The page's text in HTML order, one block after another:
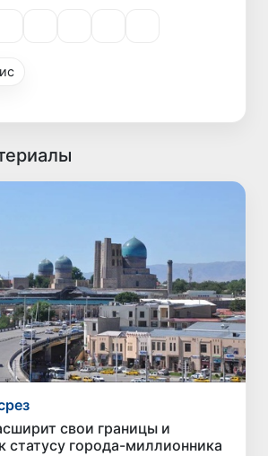
свои границы и
статусу города-миллионника